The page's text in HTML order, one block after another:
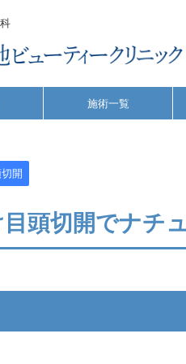
施術一覧
開
頭切開でナチ